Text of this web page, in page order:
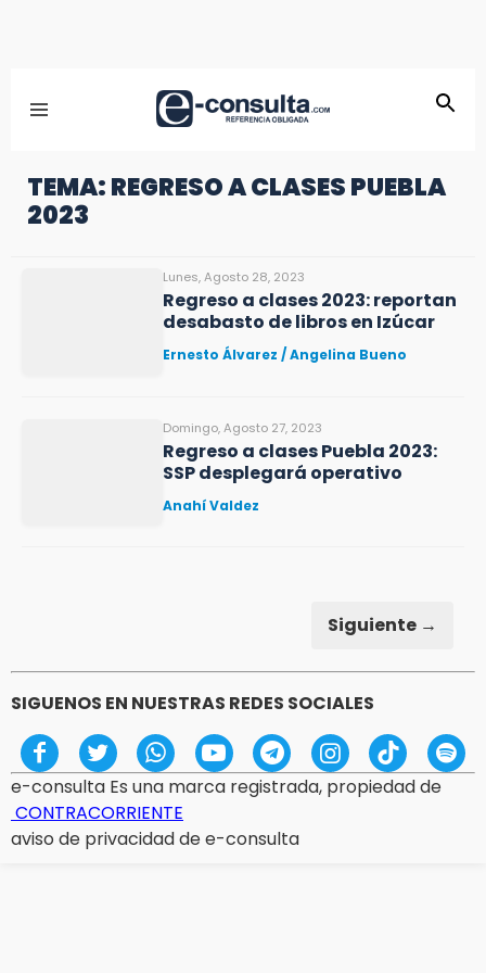
TEMA: REGRESO A CLASES PUEBLA
2023
Lunes, Agosto 28, 2023
Regreso a clases 2023: reportan
desabasto de libros en Izúcar
Ernesto Álvarez / Angelina Bueno
Domingo, Agosto 27, 2023
Regreso a clases Puebla 2023:
SSP desplegará operativo
Anahí Valdez
Siguiente →
SIGUENOS EN NUESTRAS REDES SOCIALES
e-consulta Es una marca registrada, propiedad de
CONTRACORRIENTE
aviso de privacidad de e-consulta